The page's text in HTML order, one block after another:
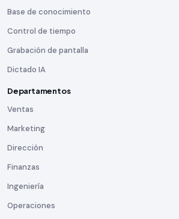
Base de conocimiento
Control de tiempo
Grabación de pantalla
Dictado IA
Departamentos
Ventas
Marketing
Dirección
Finanzas
Ingeniería
Operaciones